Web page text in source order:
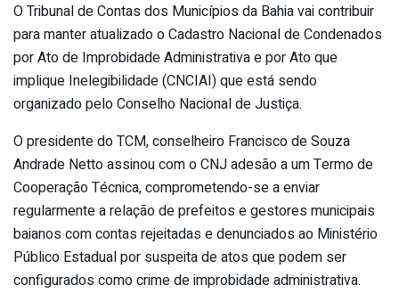
O Tribunal de Contas dos Municípios da Bahia vai contribuir
para manter atualizado o Cadastro Nacional de Condenados
por Ato de Improbidade Administrativa e por Ato que
implique Inelegibilidade (CNCIAI) que está sendo
organizado pelo Conselho Nacional de Justiça.
O presidente do TCM, conselheiro Francisco de Souza
Andrade Netto assinou com o CNJ adesão a um Termo de
Cooperação Técnica, comprometendo-se a enviar
regularmente a relação de prefeitos e gestores municipais
baianos com contas rejeitadas e denunciados ao Ministério
Público Estadual por suspeita de atos que podem ser
configurados como crime de improbidade administrativa.